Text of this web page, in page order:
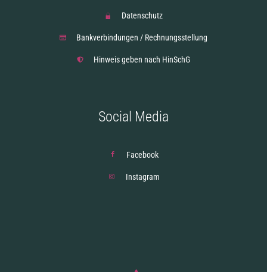
Datenschutz
Bankverbindungen / Rechnungsstellung
Hinweis geben nach HinSchG
Social Media
Facebook
Instagram